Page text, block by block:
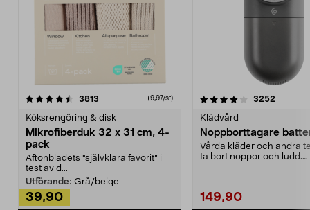
3813 (9,97/st)
Köksrengöring & disk
Mikrofiberduk 32 x 31 cm, 4-
pack
Aftonbladets "självklara favorit” i
test av d...
Utförande: Grå/beige
39,90
4.0av 5 stjärnor 3252
Klädvård
Noppborttagare
Vårda kläder och andra
ta bort noppor och ludd.
149,90
4.5av 5 stjärnor